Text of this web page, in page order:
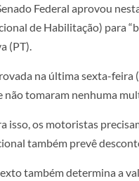
Federal aprovou
de Habilitação) para
(PT).
na última sexta-feira
não tomaram nenhuma
isso, os motoristas
também prevê
também determina a